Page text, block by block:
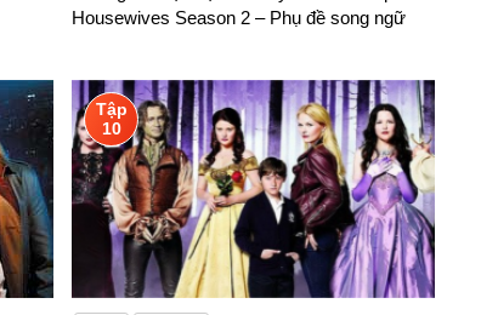
Housewives Season 2 – Phụ đề song ngữ
Tập
10